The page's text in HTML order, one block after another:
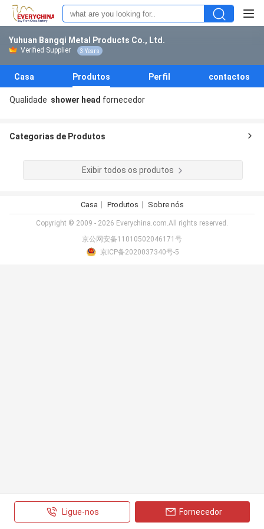
Yuhuan Bangqi Metal Products Co., Ltd.
Verified Supplier 3 Years
Casa Produtos Perfil contactos
Qualidade shower head fornecedor
Categorias de Produtos
Exibir todos os produtos
Ligue-nos Fornecedor
Casa Produtos Sobre nós
Copyright © 2009 - 2026 Everychina.com.All rights reserved.
京公网安备11010502046171号
京ICP备2020037340号-5